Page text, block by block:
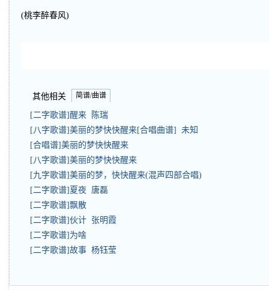
(桃李醉春风)
其他相关 简谱/曲谱
[二字歌谱]醒来 陈瑞
[八字歌谱]美丽的梦快快醒来[合唱曲谱] 未知
[合唱谱]美丽的梦快快醒来
[八字歌谱]美丽的梦快快醒来
[九字歌谱]美丽的梦，快快醒来(混声四部合唱)
[二字歌谱]夏夜 唐磊
[二字歌谱]飘散
[二字歌谱]伙计 张明霞
[二字歌谱]为啥
[二字歌谱]故事 杨钰莹